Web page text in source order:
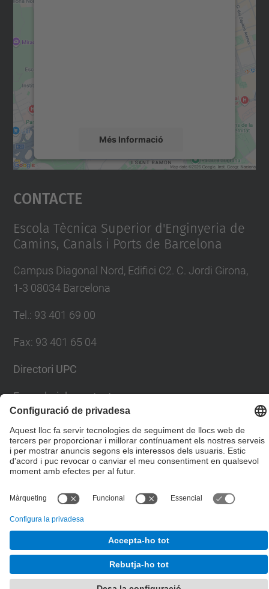
Més Informació
Accepta
powered by
Contacte
Escola Tècnica Superior d'Enginyeria de
Camins, Canals i Ports de Barcelona
Campus Diagonal Nord, Edifici C2. C. Jordi Girona,
1-3 08034 Barcelona
Tel. : 93 401 69 00
Fax: 93 401 65 04
Directori UPC
Formulari de contacte
© UPC Escola Tècnica Superior d'Enginyers de Camins,
Canals i Ports de Barcelona
Mapa del lloc
Accessibilitat
Avís legal
Configuració de privadesa